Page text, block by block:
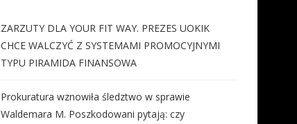
ZARZUTY DLA YOUR FIT WAY. PREZES UOKIK
CHCE WALCZYĆ Z SYSTEMAMI PROMOCYJNYMI
TYPU PIRAMIDA FINANSOWA
Prokuratura wznowiła śledztwo w sprawie
Waldemara M. Poszkodowani pytają: czy